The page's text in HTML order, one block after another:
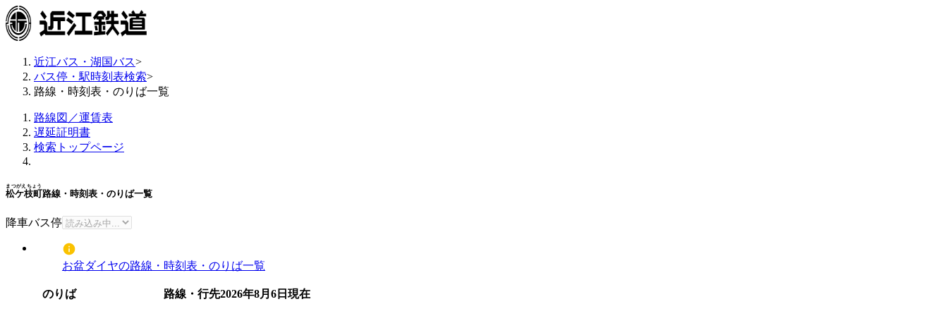
近江バス・湖国バス>
バス停・駅時刻表検索>
路線・時刻表・のりば一覧
路線図／運賃表
遅延証明書
検索トップページ
松ケ枝町
まつがえちょう
路線・時刻表・のりば一覧
降車バス停
お盆ダイヤの路線・時刻表・のりば一覧
のりば 路線・行先2026年8月6日 現在